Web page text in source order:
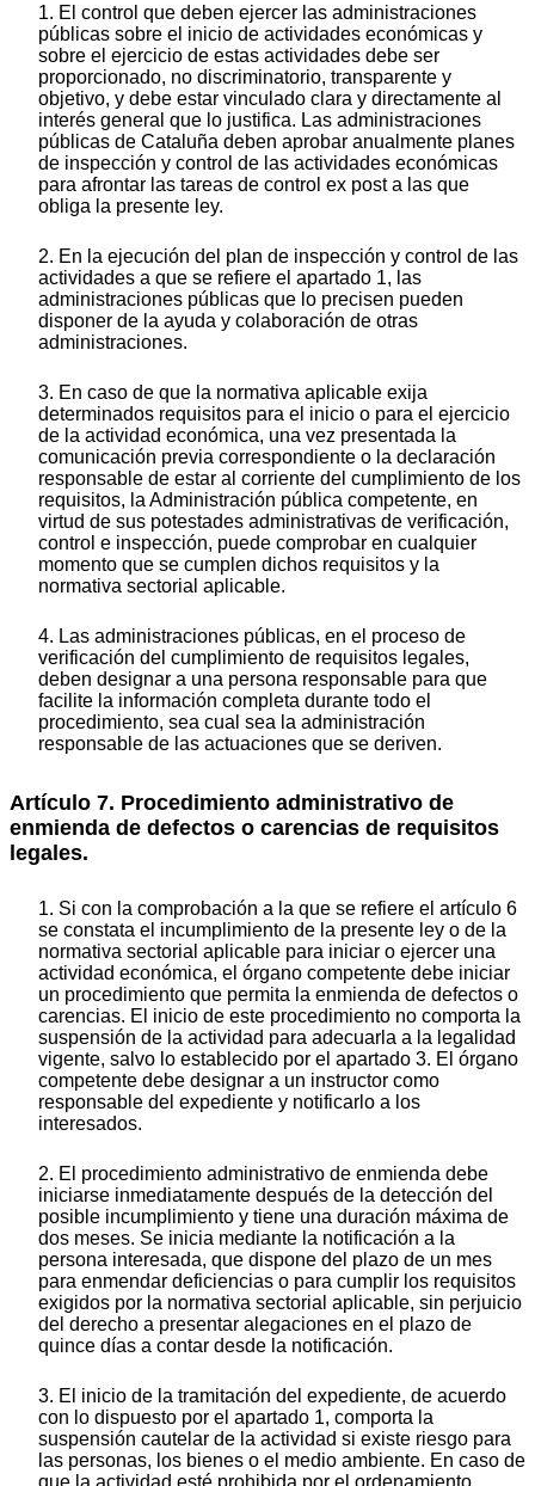
1. El control que deben ejercer las administraciones
públicas sobre el inicio de actividades económicas y
sobre el ejercicio de estas actividades debe ser
proporcionado, no discriminatorio, transparente y
objetivo, y debe estar vinculado clara y directamente al
interés general que lo justifica. Las administraciones
públicas de Cataluña deben aprobar anualmente planes
de inspección y control de las actividades económicas
para afrontar las tareas de control ex post a las que
obliga la presente ley.
2. En la ejecución del plan de inspección y control de las
actividades a que se refiere el apartado 1, las
administraciones públicas que lo precisen pueden
disponer de la ayuda y colaboración de otras
administraciones.
3. En caso de que la normativa aplicable exija
determinados requisitos para el inicio o para el ejercicio
de la actividad económica, una vez presentada la
comunicación previa correspondiente o la declaración
responsable de estar al corriente del cumplimiento de los
requisitos, la Administración pública competente, en
virtud de sus potestades administrativas de verificación,
control e inspección, puede comprobar en cualquier
momento que se cumplen dichos requisitos y la
normativa sectorial aplicable.
4. Las administraciones públicas, en el proceso de
verificación del cumplimiento de requisitos legales,
deben designar a una persona responsable para que
facilite la información completa durante todo el
procedimiento, sea cual sea la administración
responsable de las actuaciones que se deriven.
Artículo 7. Procedimiento administrativo de
enmienda de defectos o carencias de requisitos
legales.
1. Si con la comprobación a la que se refiere el artículo 6
se constata el incumplimiento de la presente ley o de la
normativa sectorial aplicable para iniciar o ejercer una
actividad económica, el órgano competente debe iniciar
un procedimiento que permita la enmienda de defectos o
carencias. El inicio de este procedimiento no comporta la
suspensión de la actividad para adecuarla a la legalidad
vigente, salvo lo establecido por el apartado 3. El órgano
competente debe designar a un instructor como
responsable del expediente y notificarlo a los
interesados.
2. El procedimiento administrativo de enmienda debe
iniciarse inmediatamente después de la detección del
posible incumplimiento y tiene una duración máxima de
dos meses. Se inicia mediante la notificación a la
persona interesada, que dispone del plazo de un mes
para enmendar deficiencias o para cumplir los requisitos
exigidos por la normativa sectorial aplicable, sin perjuicio
del derecho a presentar alegaciones en el plazo de
quince días a contar desde la notificación.
3. El inicio de la tramitación del expediente, de acuerdo
con lo dispuesto por el apartado 1, comporta la
suspensión cautelar de la actividad si existe riesgo para
las personas, los bienes o el medio ambiente. En caso de